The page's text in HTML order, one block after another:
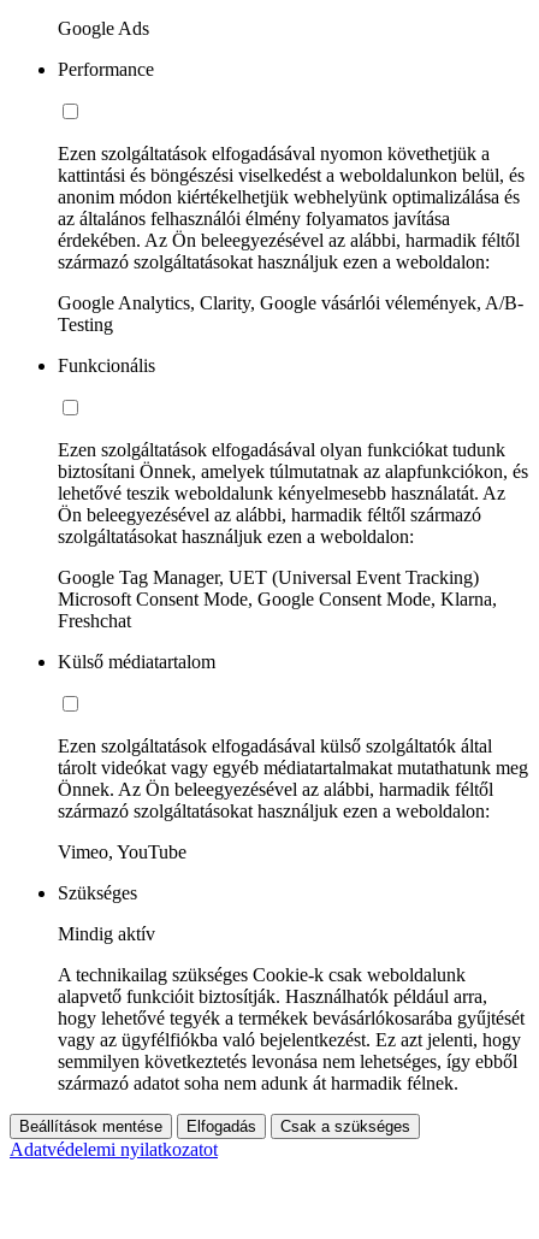
Google Ads
Performance
Ezen szolgáltatások elfogadásával nyomon követhetjük a
kattintási és böngészési viselkedést a weboldalunkon belül, és
anonim módon kiértékelhetjük webhelyünk optimalizálása és
az általános felhasználói élmény folyamatos javítása
érdekében. Az Ön beleegyezésével az alábbi, harmadik féltől
származó szolgáltatásokat használjuk ezen a weboldalon:
Google Analytics, Clarity, Google vásárlói vélemények, A/B-
Testing
Funkcionális
Ezen szolgáltatások elfogadásával olyan funkciókat tudunk
biztosítani Önnek, amelyek túlmutatnak az alapfunkciókon, és
lehetővé teszik weboldalunk kényelmesebb használatát. Az
Ön beleegyezésével az alábbi, harmadik féltől származó
szolgáltatásokat használjuk ezen a weboldalon:
Google Tag Manager, UET (Universal Event Tracking)
Microsoft Consent Mode, Google Consent Mode, Klarna,
Freshchat
Külső médiatartalom
Ezen szolgáltatások elfogadásával külső szolgáltatók által
tárolt videókat vagy egyéb médiatartalmakat mutathatunk meg
Önnek. Az Ön beleegyezésével az alábbi, harmadik féltől
származó szolgáltatásokat használjuk ezen a weboldalon:
Vimeo, YouTube
Szükséges
Mindig aktív
A technikailag szükséges Cookie-k csak weboldalunk
alapvető funkcióit biztosítják. Használhatók például arra,
hogy lehetővé tegyék a termékek bevásárlókosarába gyűjtését
vagy az ügyfélfiókba való bejelentkezést. Ez azt jelenti, hogy
semmilyen következtetés levonása nem lehetséges, így ebből
származó adatot soha nem adunk át harmadik félnek.
Beállítások mentése Elfogadás Csak a szükséges
Adatvédelemi nyilatkozatot